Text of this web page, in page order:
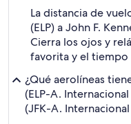
La distancia de
(ELP) a John F.
Cierra los ojos y
favorita y el tiempo
¿Qué aerolíneas
(ELP-A.
(JFK-A.